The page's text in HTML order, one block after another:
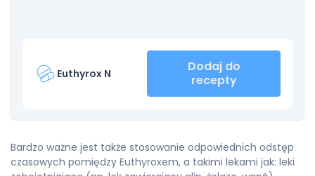
Euthyrox N
Dodaj do
recepty
Bardzo ważne jest także stosowanie odpowiednich odstęp
czasowych pomiędzy Euthyroxem, a takimi lekami jak: leki